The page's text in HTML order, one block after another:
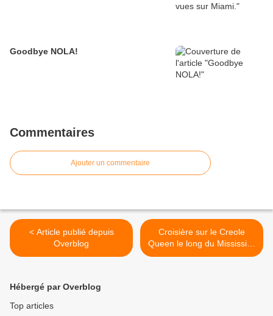
Goodbye NOLA!
Commentaires
Ajouter un commentaire
< Article publié depuis
Overblog
Croisière sur le Creole
Queen le long du Mississipi.
>
Hébergé par Overblog
Top articles